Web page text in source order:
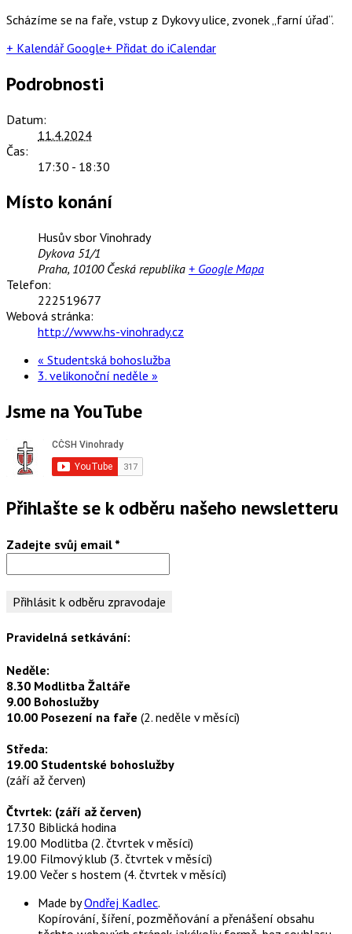
Scházíme se na faře, vstup z Dykovy ulice, zvonek „farní úřad“.
+ Kalendář Google+ Přidat do iCalendar
Podrobnosti
Datum:
11.4.2024
Čas:
17:30 - 18:30
Místo konání
Husův sbor Vinohrady
Dykova 51/1
Praha, 10100 Česká republika + Google Mapa
Telefon:
222519677
Webová stránka:
http://www.hs-vinohrady.cz
« Studentská bohoslužba
3. velikonoční neděle »
Jsme na YouTube
Přihlašte se k odběru našeho newsletteru
Zadejte svůj email *
Pravidelná setkávání:
Neděle:
8.30 Modlitba Žaltáře
9.00 Bohoslužby
10.00 Posezení na faře (2. neděle v měsíci)
Středa:
19.00 Studentské bohoslužby
(září až červen)
Čtvrtek: (září až červen)
17.30 Biblická hodina
19.00 Modlitba (2. čtvrtek v měsíci)
19.00 Filmový klub (3. čtvrtek v měsíci)
19.00 Večer s hostem (4. čtvrtek v měsíci)
Made byOndřej Kadlec.
Kopírování, šíření, pozměňování a přenášení obsahu